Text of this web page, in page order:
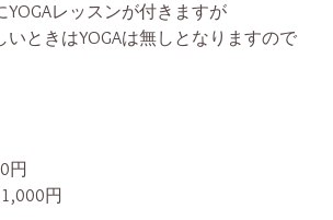
レッスンが付きますが
ときはYOGAは無しとなりますので
円
円